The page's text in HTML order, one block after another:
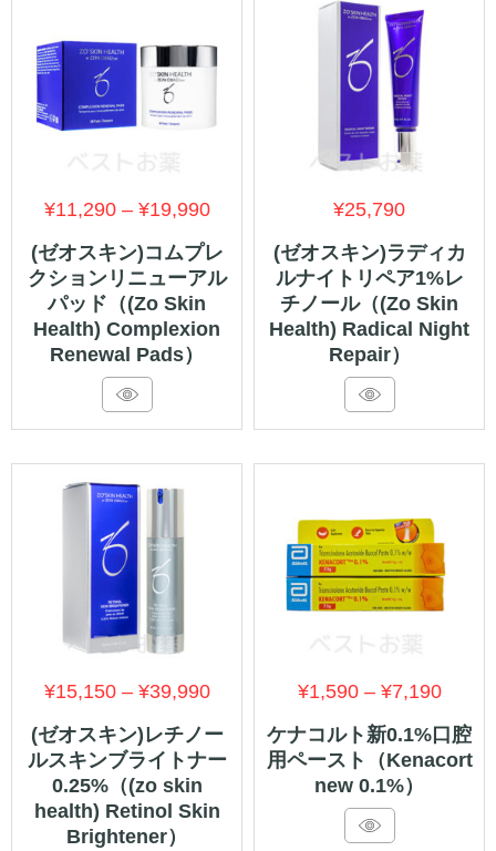
(ゼオスキン)コムプレ
クションリニューアル
パッド（(Zo Skin
Health) Complexion
Renewal Pads）
¥11,290 –¥19,990価
格
帯:
(ゼオスキン)ラディカ
ルナイトリペア1%レ
チノール（(Zo Skin
Health) Radical Night
Repair）
¥25,790
(ゼオスキン)レチノー
ルスキンブライトナー
0.25%（(zo skin
health) Retinol Skin
Brightener）
¥15,150 –¥39,990価
格
帯:
ケナコルト新0.1%口腔
用ペースト（Kenacort
new 0.1%）
¥1,590 –¥7,190価
格
帯: